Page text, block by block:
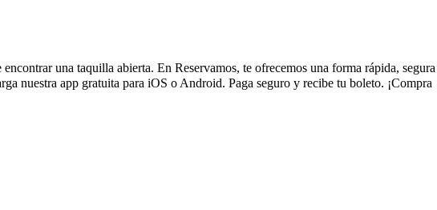
una taquilla abierta. En Reservamos, te ofrecemos una forma rápida, segura
nuestra app gratuita para iOS o Android. Paga seguro y recibe tu boleto. ¡Compra